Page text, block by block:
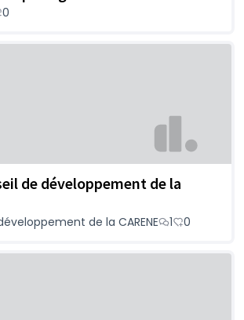
0
de développement de la
de la CARENE 1 0